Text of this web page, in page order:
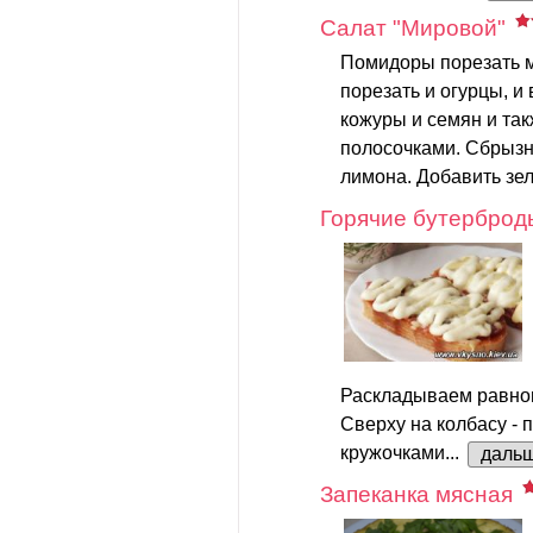
Салат "Мировой"
Помидоры порезать
порезать и огурцы, и
кожуры и семян и
полосочками.
лимона. Добавить
Горячие
Раскладываем
Сверху на колбасу -
кружочками...
Запеканка мясная